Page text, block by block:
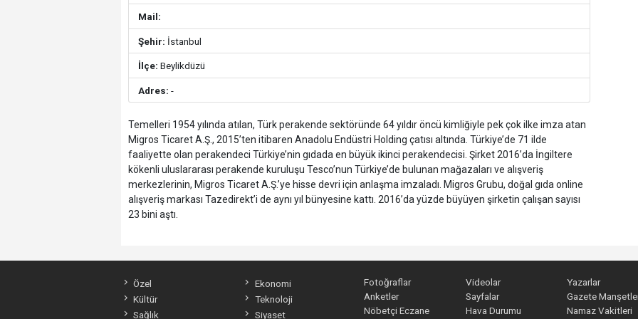
Mail:
Şehir: İstanbul
İlçe:Beylikdüzü
Adres:-
Temelleri 1954 yılında atılan, Türk perakende sektöründe 64 yıldır öncü kimliğiyle pek çok ilke imza atan
Migros Ticaret A.Ş., 2015’ten itibaren Anadolu Endüstri Holding çatısı altında. Türkiye’de 71 ilde
faaliyette olan perakendeci Türkiye’nin gıdada en büyük ikinci perakendecisi. Şirket 2016’da İngiltere
kökenli uluslararası perakende kuruluşu Tesco’nun Türkiye’de bulunan mağazaları ve alışveriş
merkezlerinin, Migros Ticaret A.Ş.’ye hisse devri için anlaşma imzaladı. Migros Grubu, doğal gıda online
alışveriş markası Tazedirekt’i de aynı yıl bünyesine kattı. 2016’da yüzde büyüyen şirketin çalışan sayısı
23 bini aştı.
Özel
Ekonomi
Kültür
Teknoloji
Sağlık
Siyaset
Fotoğraflar Videolar
Yazarlar
Anketler
Sayfalar
Gazete
Nöbetçi Eczane
Hava Durumu Namaz Vakitleri